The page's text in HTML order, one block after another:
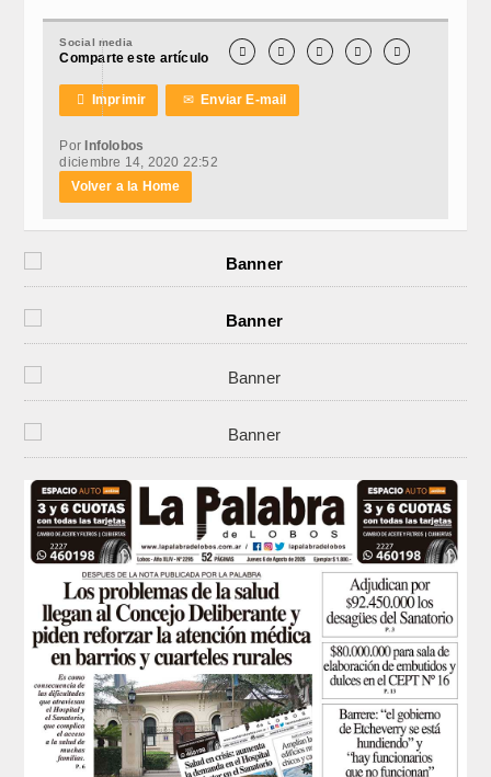
Social media
Comparte este artículo     
 Imprimir ✉Enviar E-mail
PorInfolobos
diciembre 14, 2020 22:52
Volver a la Home